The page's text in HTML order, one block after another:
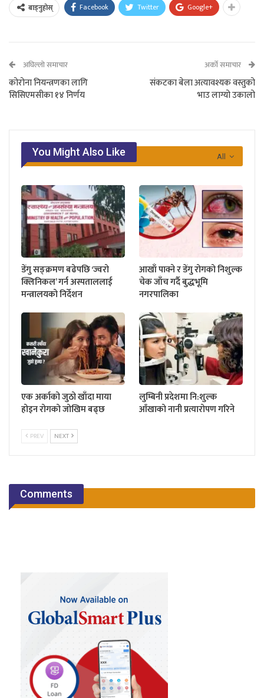
बाड्नुहोस् Facebook Twitter Google+
अघिल्लो समाचार
कोरोना नियन्त्रणका लागि
सिसिएमसीका १४ निर्णय
अर्को समाचार
संकटका बेला अत्यावश्यक वस्तुको
भाउ लाग्यो उकालो
All
You Might Also Like
डेंगु सङ्क्रमण बढेपछि ‘ज्वरो
क्लिनिकल’ गर्न अस्पताललाई
मन्त्रालयको निर्देशन
आखाँ पाक्ने र डेंगु रोगको निशुल्क
चेक जाँच गर्दै बुद्धभूमि
नगरपालिका
एक अर्काको जुठो खाँदा माया
होइन रोगको जोखिम बढ्छ
लुम्बिनी प्रदेशमा नि:शुल्क
आँखाको नानी प्रत्यारोपण गरिने
PREV NEXT
Comments